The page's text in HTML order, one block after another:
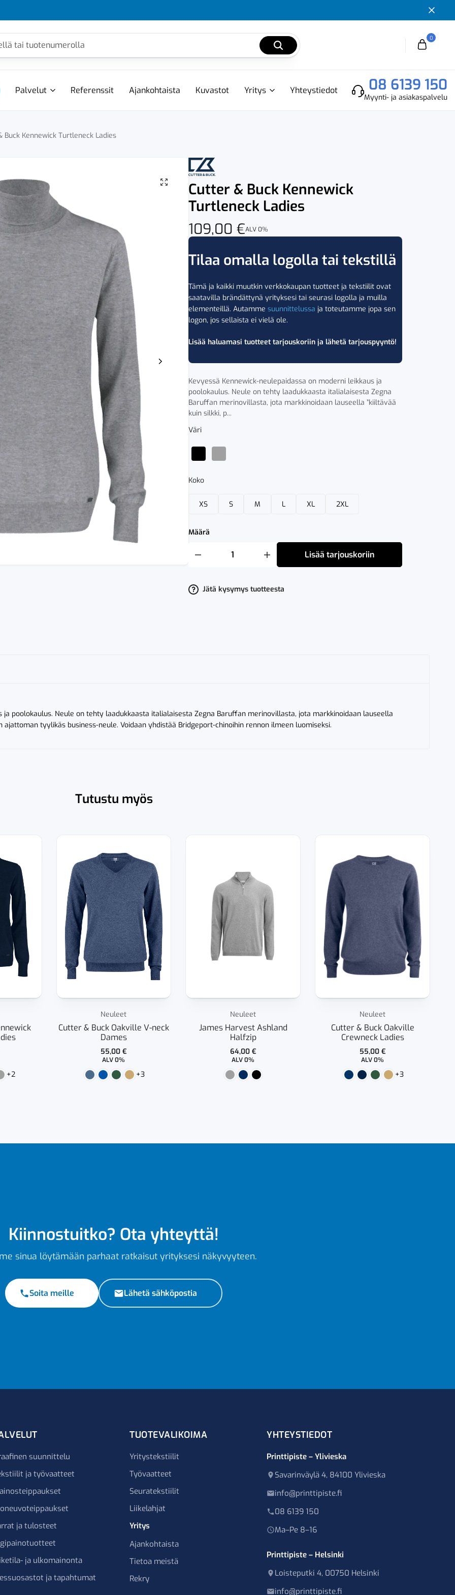
0
Cart
Palvelut Referenssit Ajankohtaista Kuvastot Yritys Yhteystiedot 08 6139 150
Myynti- ja asiakaspalvelu
Buck Kennewick Turtleneck Ladies
Cutter & Buck Kennewick
Turtleneck Ladies
109,00€ALV 0%
Tilaa omalla logolla tai tekstillä
Tämä ja kaikki muutkin verkkokaupan tuotteet ja tekstiilit ovat
saatavilla brändättynä yrityksesi tai seurasi logolla ja muilla
elementeillä. Autammesuunnittelussa ja toteutamme jopa sen
logon, jos sellaista ei vielä ole.
Lisää haluamasi tuotteet tarjouskoriin ja lähetä tarjouspyyntö!
Kevyessä Kennewick-neulepaidassa on moderni leikkaus ja
poolokaulus. Neule on tehty laadukkaasta italialaisesta Zegna
Baruffan merinovillasta, jota markkinoidaan lauseella ”kiiltävää
kuin silkki, p...
Väri
Koko
XS S M L XL 2XL
Määrä
Cutter
Turtleneck
Ladies
Lisää tarjouskoriin
Jätä kysymys tuotteesta
ja poolokaulus. Neule on tehty laadukkaasta italialaisesta Zegna Baruffan merinovillasta, jota markkinoidaan lauseella
ajattoman tyylikäs business-neule. Voidaan yhdistää Bridgeport-chinoihin rennon ilmeen luomiseksi.
Tutustu myös
+2
Neuleet
Cutter & Buck Oakville V-neck
Dames
55,00 €
ALV 0%
+3
Neuleet
James Harvest Ashland
Halfzip
64,00 €
ALV 0%
Neuleet
Cutter & Buck Oakville
Crewneck Ladies
55,00 €
ALV 0%
+3
Kiinnostuitko? Ota yhteyttä!
sinua löytämään parhaat ratkaisut yrityksesi näkyvyyteen.
Soita meille Lähetä sähköpostia
suunnittelu
ja työvaatteet
ja tulosteet
ja ulkomainonta
ja tapahtumat
TUOTEVALIKOIMA
Yritystekstiilit
Työvaatteet
Seuratekstiilit
Liikelahjat
Yritys
Ajankohtaista
Tietoa meistä
Rekry
YHTEYSTIEDOT
Printtipiste – Ylivieska
Savarinväylä 4, 84100 Ylivieska
info@printtipiste.fi
08 6139 150
Ma–Pe 8–16
Printtipiste – Helsinki
Loisteputki 4, 00750 Helsinki
info@printtipiste.fi